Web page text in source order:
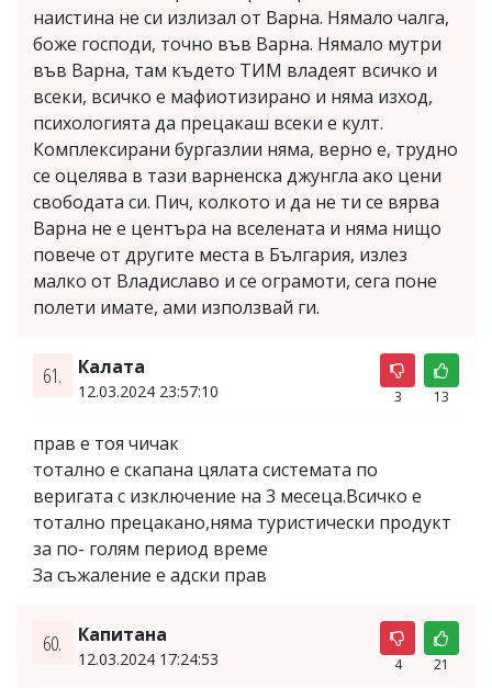
наистина не си излизал от Варна. Нямало чалга,
боже господи, точно във Варна. Нямало мутри
във Варна, там където ТИМ владеят всичко и
всеки, всичко е мафиотизирано и няма изход,
психологията да прецакаш всеки е култ.
Комплексирани бургазлии няма, верно е, трудно
се оцелява в тази варненска джунгла ако цени
свободата си. Пич, колкото и да не ти се вярва
Варна не е центъра на вселената и няма нищо
повече от другите места в България, излез
малко от Владиславо и се ограмоти, сега поне
полети имате, ами използвай ги.
61. Калата
12.03.2024 23:57:10 3 13
прав е тоя чичак
тотално е скапана цялата системата по
веригата с изключение на 3 месеца.Всичко е
тотално прецакано,няма туристически продукт
за по- голям период време
За съжаление е адски прав
60. Капитана
12.03.2024 17:24:53 4 21